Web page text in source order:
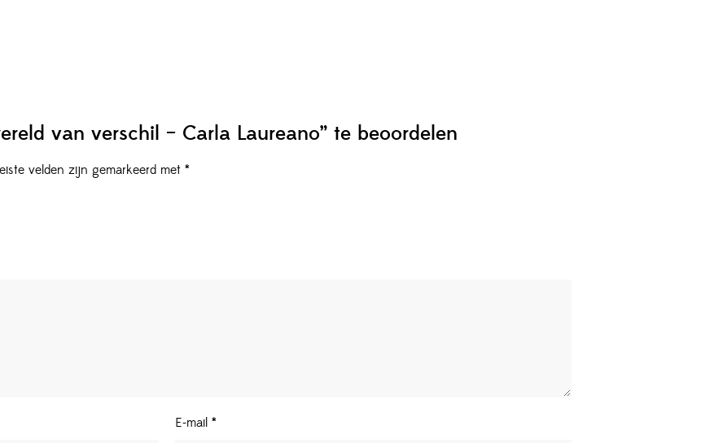
van verschil – Carla Laureano” te beoordelen
velden zijn gemarkeerd met *
E-mail *